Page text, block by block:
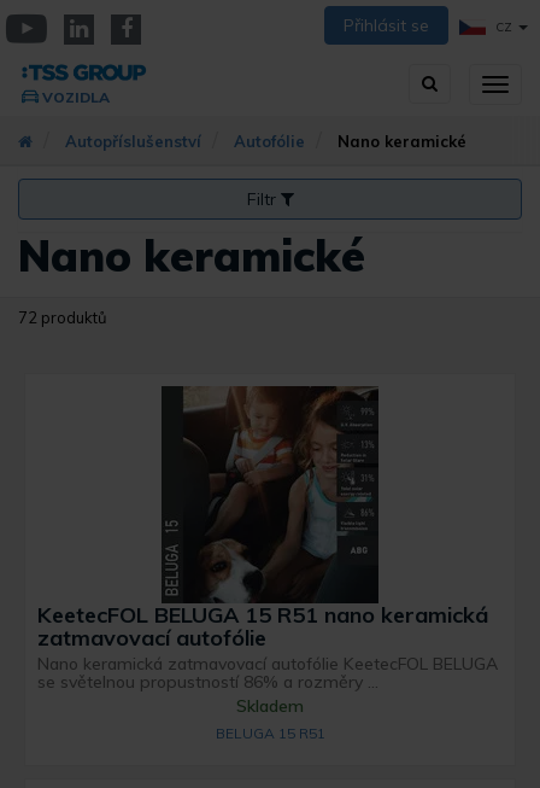
Přejít
k
hlavnímu
obsahu
Přihlásit se CZ
Vyhledávání
VOZIDLA
Autopříslušenství Autofólie Nano keramické
Filtr
Nano keramické
72 produktů
KeetecFOL BELUGA 15 R51 nano keramická
zatmavovací autofólie
Nano keramická zatmavovací autofólie KeetecFOL BELUGA
se světelnou propustností 86% a rozměry ...
Skladem
BELUGA 15 R51